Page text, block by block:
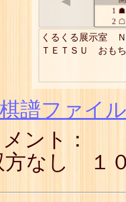
1 ☗
2 ☖
☗
5 ☗
8☖
10
11☗
☖
15☗
くるくる展示室　
ＴＥＴＳＵ　おも
棋譜ファイ
ント：
方なし １